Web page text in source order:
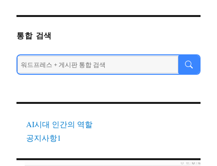
통합 검색
AI시대 인간의 역할
공지사항1